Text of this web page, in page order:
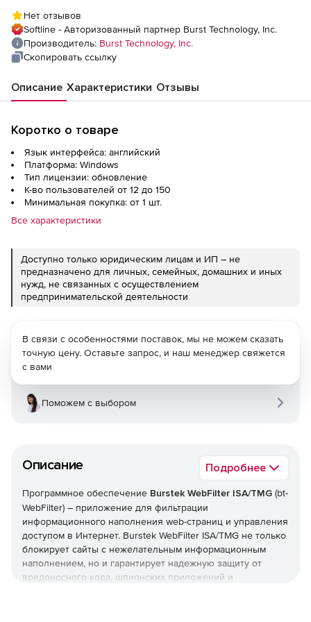
Нет отзывов
Softline - Авторизованный партнер Burst Technology, Inc.
Производитель: Burst Technology, Inc.
Скопировать ссылку
Описание Характеристики Отзывы
Коротко о товаре
Язык интерфейса: английский
Платформа: Windows
Тип лицензии: обновление
К-во пользователей от 12 до 150
Минимальная покупка: от 1 шт.
Все характеристики
Доступно только юридическим лицам и ИП – не
предназначено для личных, семейных, домашних и иных
нужд, не связанных с осуществлением
предпринимательской деятельности
Описание Подробнее
Программное обеспечение Burstek WebFilter ISA/TMG (bt-
WebFilter) – приложение для фильтрации
информационного наполнения web-страниц и управления
доступом в Интернет. Burstek WebFilter ISA/TMG не только
блокирует сайты с нежелательным информационным
наполнением, но и гарантирует надежную защиту от
вредоносного кода, шпионских приложений и
В связи с особенностями поставок, мы не можем сказать
точную цену. Оставьте запрос, и наш менеджер свяжется
с вами
Поможем с выбором